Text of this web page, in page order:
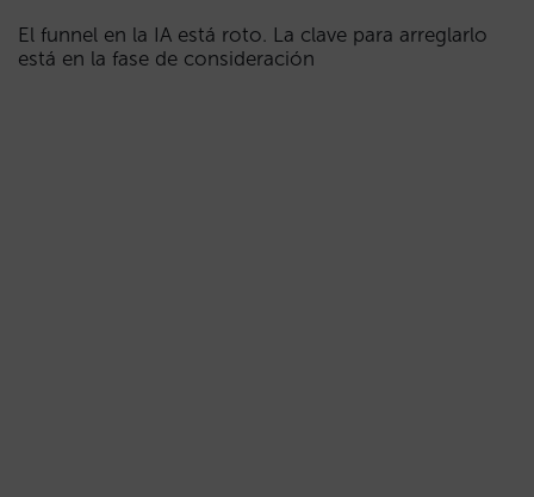
El funnel en la IA está roto. La clave para arreglarlo
está en la fase de consideración